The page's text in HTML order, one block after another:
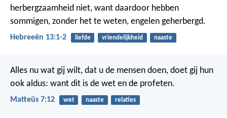
herbergzaamheid niet, want daardoor hebben
sommigen, zonder het te weten, engelen geherbergd.
Hebreeën 13:1-2 liefde vriendelijkheid naaste
Alles nu wat gij wilt, dat u de mensen doen, doet gij hun
ook aldus: want dit is de wet en de profeten.
Matteüs 7:12 wet naaste relaties